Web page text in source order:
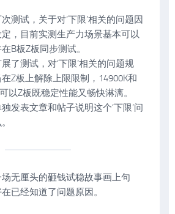
测试，关于对‘下限’相关的问题因
，目前实测生产力场景基本可以
B板Z板同步测试。
了测试，对‘下限’相关的问题规
Z板上解除上限限制，14900K和
以Z板既稳定性能又畅快淋漓。
发表文章和帖子说明这个‘下限’问
无厘头的砸钱试稳故事画上句
已经知道了问题原因。